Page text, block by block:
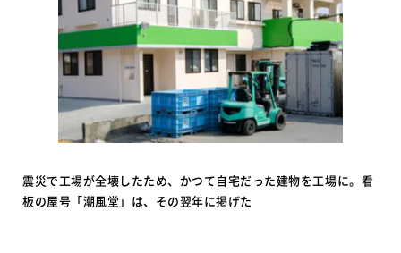
震災で工場が全壊したため、かつて自宅だった建物を工場に。看
板の屋号「潮風堂」は、その翌年に掲げた